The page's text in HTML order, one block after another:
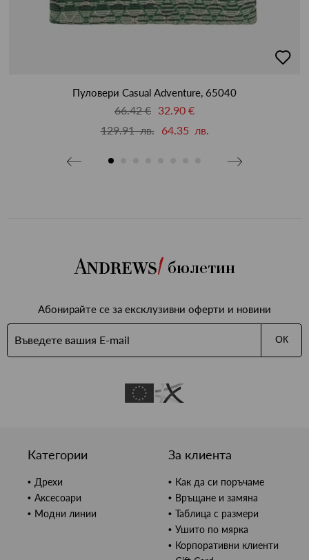
в
Пуловери Casual Adventure, 65040
66.42 € 32.90 €
129.91 лв.
64.35 лв.
бюлетин
Абонирайте се за ексклузивни оферти и новини
ОК
Категории
Дрехи
Аксесоари
Модни линии
За клиента
Как да си поръчаме
Връщане и замяна
Таблица с размери
Ушито по мярка
Корпоративни клиенти